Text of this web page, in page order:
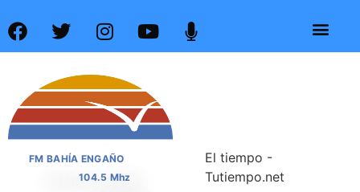
FM BAHÍA ENGAÑO
104.5 Mhz
El tiempo -
Tutiempo.net